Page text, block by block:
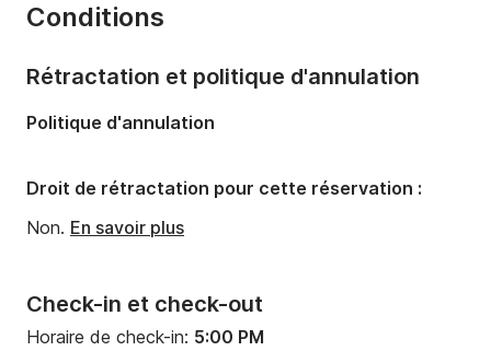
Nombre de couchages:
Nombre de salles de bains:
Puissance moteur:114cv
Conditions
Check-in et check-out
Horaire de check-in: 5:00 PM
Rétractation et politique d'annulation
Politique d'annulation
Droit de rétractation pour cette réservation :
Non. En savoir plus